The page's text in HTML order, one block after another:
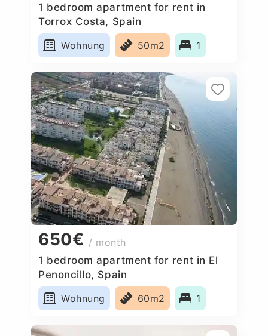
1 bedroom apartment for rent in
Torrox Costa, Spain
Wohnung
50m2 1
650€ / month
1 bedroom apartment for rent in El
Penoncillo, Spain
Wohnung
60m2 1